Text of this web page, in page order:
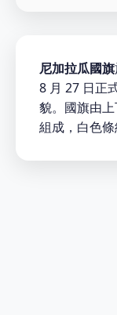
尼加拉瓜國旗
8 月 27 日正
貌。國旗由
組成，白色條